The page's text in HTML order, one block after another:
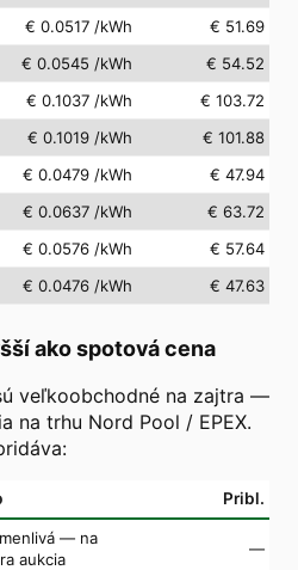
€ 0.0517 /kWh
€ 51.69
€ 0.0545 /kWh
€ 54.52
€ 0.1037 /kWh
€ 103.72
€ 0.1019 /kWh
€ 101.88
€ 0.0479 /kWh
€ 47.94
€ 0.0637 /kWh
€ 63.72
€ 0.0576 /kWh
€ 57.64
€ 0.0476 /kWh € 47.63
ako spotová cena
veľkoobchodné na zajtra —
na trhu Nord Pool / EPEX.
Pribl.
— na
aukcia
—